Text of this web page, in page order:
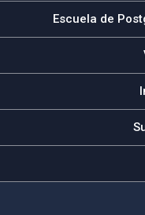
Escuela de